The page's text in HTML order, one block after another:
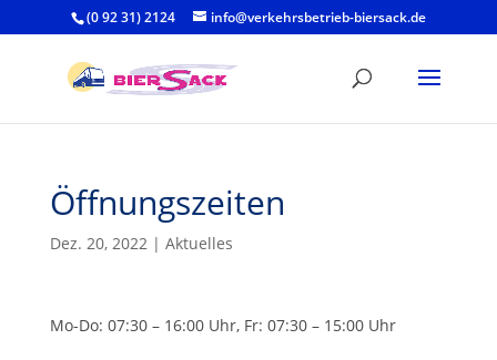
(0 92 31) 2124 info@verkehrsbetrieb-biersack.de
Öffnungszeiten
Dez. 20, 2022| Aktuelles
Mo-Do: 07:30 – 16:00 Uhr, Fr: 07:30 – 15:00 Uhr